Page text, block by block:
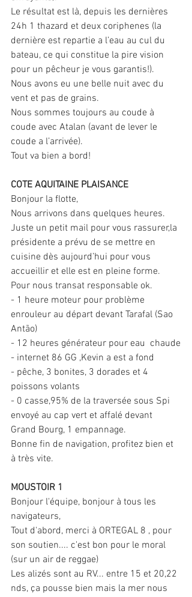
Le résultat est là, depuis les dernières
24h 1 thazard et deux coriphenes (la
dernière est repartie a l’eau au cul du
bateau, ce qui constitue la pire vision
pour un pêcheur je vous garantis!).
Nous avons eu une belle nuit avec du
vent et pas de grains.
Nous sommes toujours au coude à
coude avec Atalan (avant de lever le
coude a l’arrivée).
Tout va bien a bord!
COTE AQUITAINE PLAISANCE
Bonjour la flotte,
Nous arrivons dans quelques heures.
Juste un petit mail pour vous rassurer,la
présidente a prévu de se mettre en
cuisine dès aujourd’hui pour vous
accueillir et elle est en pleine forme.
Pour nous transat responsable ok.
- 1 heure moteur pour problème
enrouleur au départ devant Tarafal (Sao
Antão)
- 12 heures générateur pour eau  chaude
- internet 86 GG ,Kevin a est a fond
- pêche, 3 bonites, 3 dorades et 4
poissons volants
- 0 casse,95% de la traversée sous Spi
envoyé au cap vert et affalé devant
Grand Bourg, 1 empannage.
Bonne fin de navigation, profitez bien et
à très vite.
MOUSTOIR 1
Bonjour l'équipe, bonjour à tous les
navigateurs,
Tout d'abord, merci à ORTEGAL 8 , pour
son soutien.... c'est bon pour le moral
(sur un air de reggae)
Les alizés sont au RV... entre 15 et 20,22
nds, ça pousse bien mais la mer nous